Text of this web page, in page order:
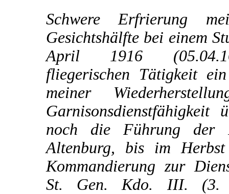
Schwere Erfrierung
Gesichtshälfte bei einem
April 1916
fliegerischen Tätigkeit
meiner
Garnisonsdienstfähigkeit
noch die Führung der
Altenburg, bis im
Kommandierung zur
St. Gen. Kdo. III. (3.